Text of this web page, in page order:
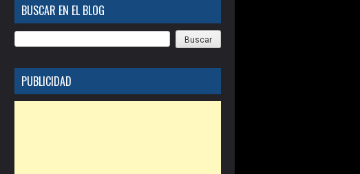
BUSCAR EN EL BLOG
PUBLICIDAD